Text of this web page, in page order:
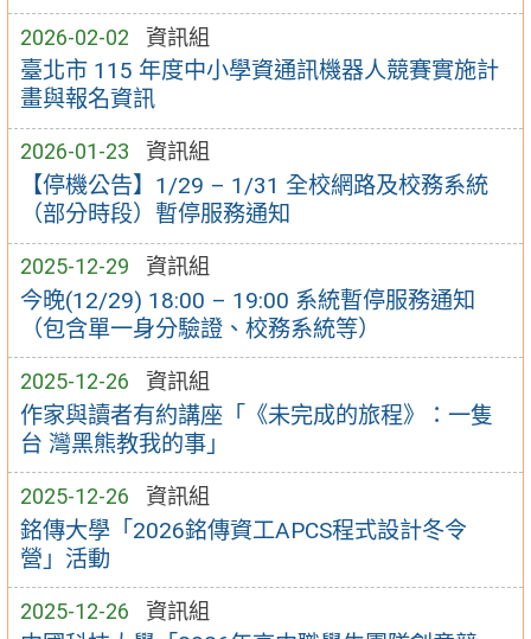
2026-02-02 資訊組
臺北市 115 年度中小學資通訊機器人競賽實施計
畫與報名資訊
2026-01-23 資訊組
【停機公告】1/29 – 1/31 全校網路及校務系統
（部分時段）暫停服務通知
2025-12-29 資訊組
今晚(12/29) 18:00 – 19:00 系統暫停服務通知
（包含單一身分驗證、校務系統等）
2025-12-26 資訊組
作家與讀者有約講座「《未完成的旅程》：一隻
台 灣黑熊教我的事」
2025-12-26 資訊組
銘傳大學「2026銘傳資工APCS程式設計冬令
營」活動
2025-12-26 資訊組